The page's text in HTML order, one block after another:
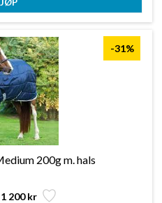
-31%
200g m. hals
1 200 kr